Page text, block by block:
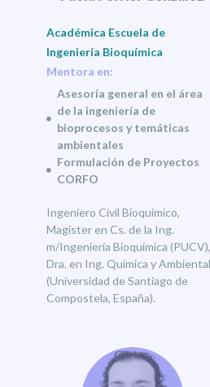
Académica Escuela de
Ingeniería Bioquímica
Mentora en:
Asesoría general en el área
de la ingeniería de
bioprocesos y temáticas
ambientales
Formulación de Proyectos
CORFO
Ingeniero Civil Bioquímico,
Magister en Cs. de la Ing.
m/Ingeniería Bioquímica (PUCV),
Dra. en Ing. Química y Ambiental
(Universidad de Santiago de
Compostela, España).